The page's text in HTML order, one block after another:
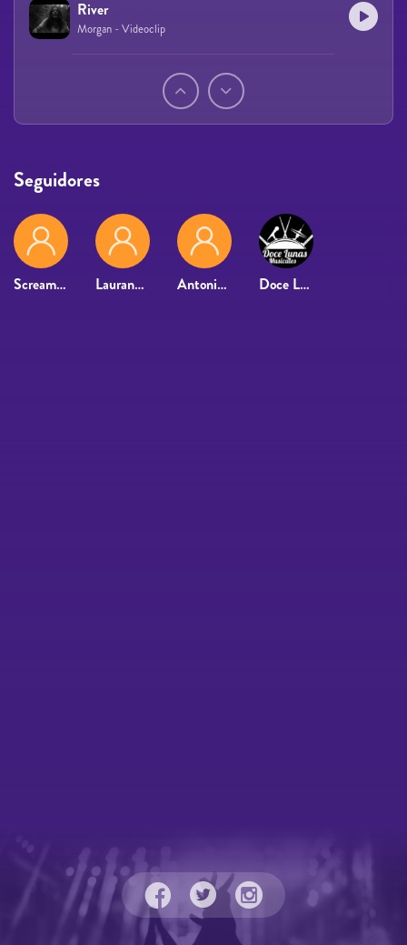
River
Morgan - Videoclip
Seguidores
Screamadelico Lauranataly Antonio Camacho Doce Lunas Musicales